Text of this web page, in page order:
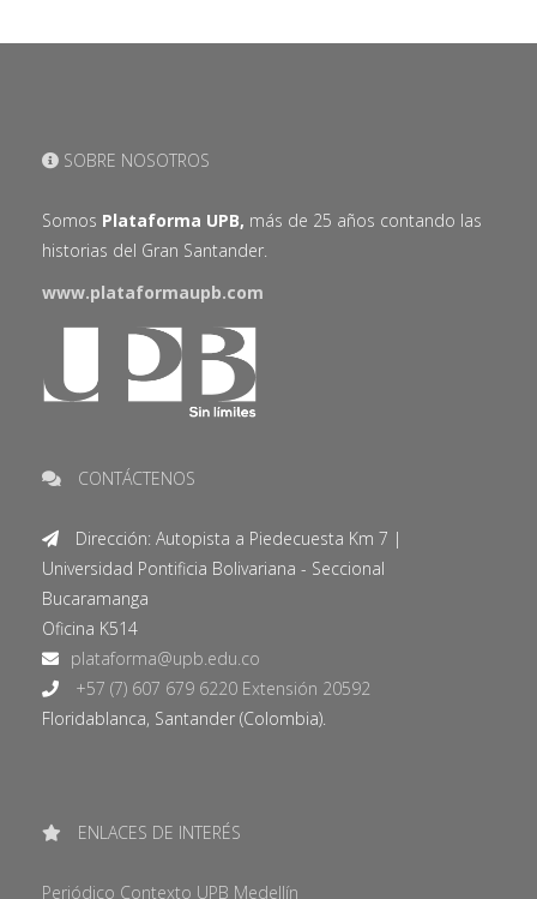
SOBRE NOSOTROS
Somos Plataforma UPB, más de 25 años contando las
historias del Gran Santander.
www.plataformaupb.com
CONTÁCTENOS
Dirección: Autopista a Piedecuesta Km 7 |
Universidad Pontificia Bolivariana - Seccional
Bucaramanga
Oficina K514
+57 (7) 607 679 6220 Extensión 20592
Floridablanca, Santander (Colombia).
ENLACES DE INTERÉS
Periódico Contexto UPB Medellín